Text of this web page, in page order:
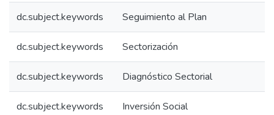
dc.subject.keywords Seguimiento al Plan
dc.subject.keywords Sectorización
dc.subject.keywords Diagnóstico Sectorial
dc.subject.keywords Inversión Social